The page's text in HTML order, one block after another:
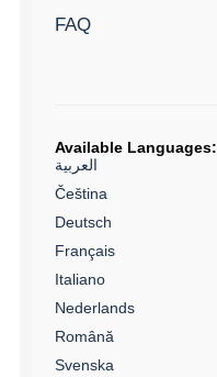
FAQ
Available Languages:
العربية
Čeština
Deutsch
Français
Italiano
Nederlands
Română
Svenska